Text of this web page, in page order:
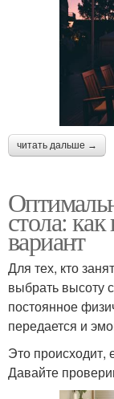
читать дальше →
стола:
вариант
Для тех, кто
выбрать высоту
постоянное
передается и
Это происходит,
Давайте